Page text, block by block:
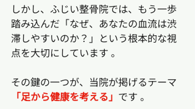
しかし、ふじい整骨院では、もう一歩
踏み込んだ「なぜ、あなたの血流は渋
滞しやすいのか？」という根本的な視
点を大切にしています 。
その鍵の一つが、当院が掲げるテーマ
「足から健康を考える」 です 。